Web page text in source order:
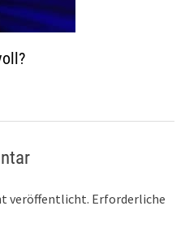
veröffentlicht. Erforderliche